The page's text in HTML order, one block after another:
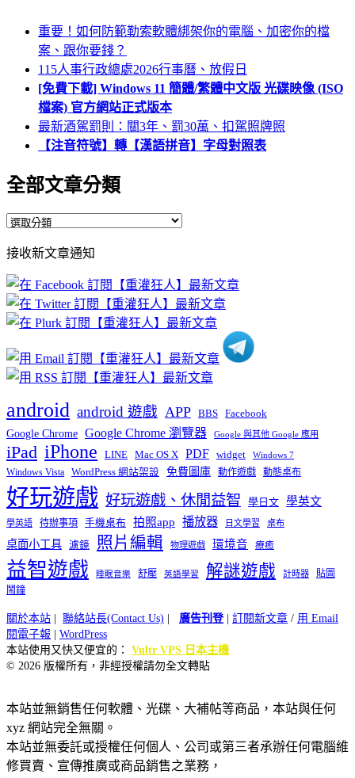
重要！如何防範勒索軟體綁架你的電腦、加密你的檔
案、跟你要錢？
115人事行政總處2026行事曆、放假日
[免費下載] Windows 11 簡體/繁體中文版 光碟映像 (ISO
檔案) 官方網站正式版本
最新酒駕罰則：關3年、罰30萬、扣駕照牌照
【注音符號】轉【漢語拼音】字母對照表
全部文章分類
全
文
章
分
類
接收新文章通知
android android 遊戲 APP BBS Facebook
Google Chrome Google Chrome 瀏覽器 Google 與其他 Google 應用
iPad iPhone LINE Mac OS X PDF widget Windows 7
Windows Vista WordPress 網站架設 免費圖庫 動作遊戲 動態桌布
好玩遊戲 好玩遊戲、休閒益智 學日文 學英文
學英語 待辦事項 手機桌布 拍照app 播放器 日文學習 桌布
桌面小工具 濾鏡 照片編輯 物理遊戲 環境音 療癒
益智遊戲 睡眠音樂 舒壓 英語學習 解謎遊戲 計時器
貼圖
鬧鐘
關於本站 聯絡站長(Contact Us) 廣告刊登| 訂閱新文章 / 用 Email
閱電子報
WordPress
本站使用又快又便宜的： Vultr VPS 日本主機
© 2026 版權所有，非經授權請勿全文轉貼
本站並無銷售任何軟體、光碟、大補帖等商品，本站與任何
xyz 網站完全無關。
本站並無委託或授權任何個人、公司或第三者承辦任何電腦維
修買賣、宣傳推廣或商品銷售之業務，